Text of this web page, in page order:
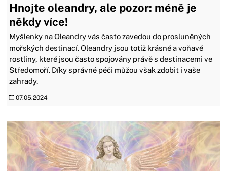
Hnojte oleandry, ale pozor: méně je
někdy více!
Myšlenky na Oleandry vás často zavedou do prosluněných
mořských destinací. Oleandry jsou totiž krásné a voňavé
rostliny, které jsou často spojovány právě s destinacemi ve
Středomoří. Díky správné péči můžou však zdobit i vaše
zahrady.
07.05.2024